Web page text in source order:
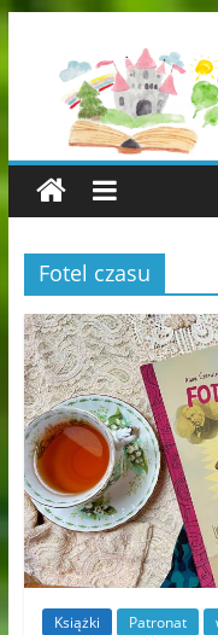
Fotel czasu
Książki Patronat